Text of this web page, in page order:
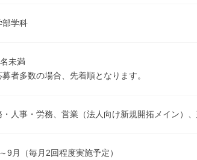
部学科
未満
者多数の場合、先着順となります。
・人事・労務、営業（法人向け新規開拓メイン）
9月（毎月2回程度実施予定）